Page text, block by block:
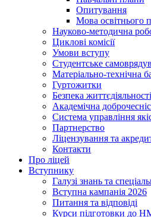
Опитування
Мова освітнього
Науково-методична
Циклові комісії
Умови вступу
Студентське
Матеріально-технічна
Гуртожитки
Безпека життєдіяльності
Академічна
Система управління
Партнерство
Ліцензування та
Контакти
Про ліцей
Вступнику
Галузі знань та
Вступна кампанія 2026
Питання та відповіді
Курси підготовки до